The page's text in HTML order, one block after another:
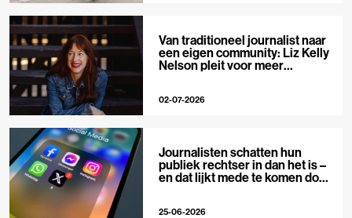
Van traditioneel journalist naar
een eigen community: Liz Kelly
Nelson pleit voor meer
02-07-2026
Journalisten schatten hun
publiek rechtser in dan het is –
en dat lijkt mede te komen door
25-06-2026